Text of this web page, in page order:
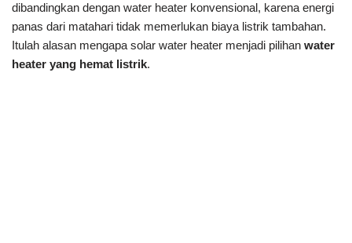
dibandingkan dengan water heater konvensional, karena energi
panas dari matahari tidak memerlukan biaya listrik tambahan.
Itulah alasan mengapa solar water heater menjadi pilihan water
heater yang hemat listrik.